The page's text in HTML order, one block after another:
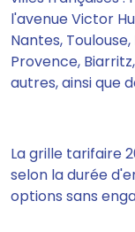
l'avenue Victor
Nantes,
Provence,
autres, ainsi que
La grille tarifaire
selon la durée
options sans